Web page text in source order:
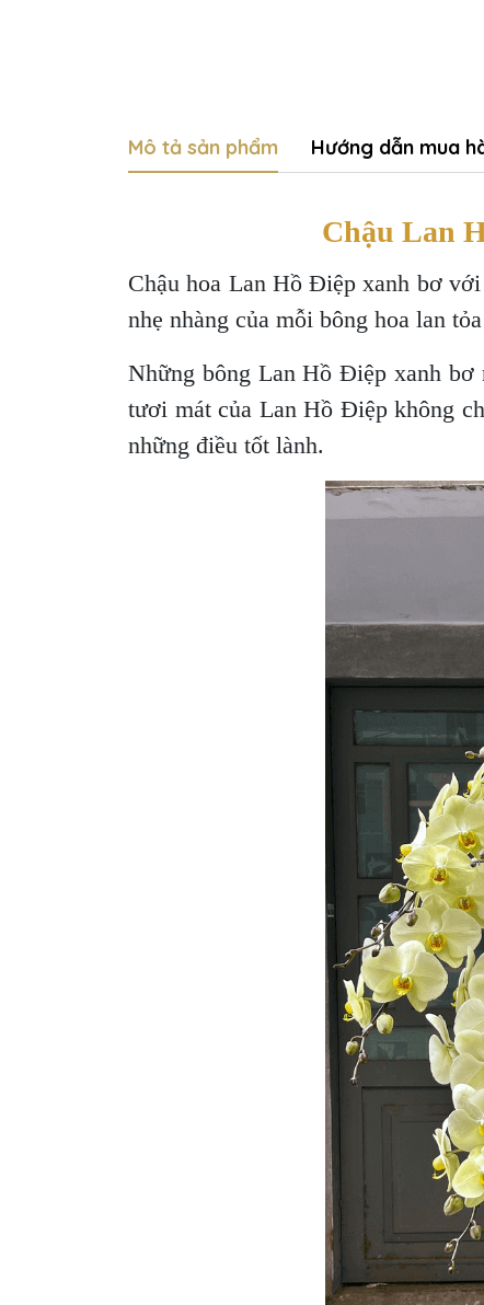
Mô tả sản phẩm Hướng dẫn mua
Chậu Lan
Chậu hoa Lan Hồ Điệp xanh bơ
nhẹ nhàng của mỗi bông hoa lan
Những bông Lan Hồ Điệp xanh bơ
tươi mát của Lan Hồ Điệp không
những điều tốt lành.